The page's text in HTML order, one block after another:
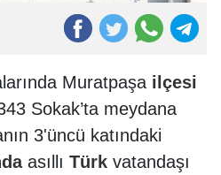
Muratpaşa ilçesi
Sokak’ta meydana
3'üncü katındaki
asıllı Türk vatandaşı